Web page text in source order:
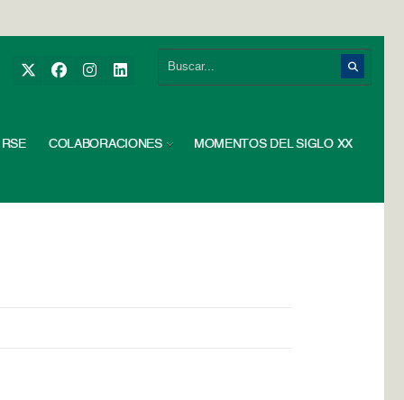
RSE COLABORACIONES MOMENTOS DEL SIGLO XX